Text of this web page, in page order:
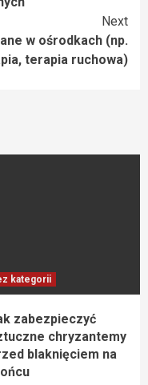
Next
w ośrodkach (np.
terapia ruchowa)
kategorii
zabezpieczyć
chryzantemy
blaknięciem na